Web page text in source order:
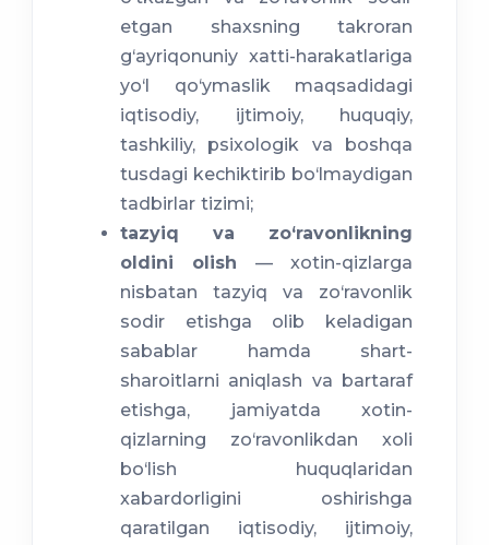
etgan shaxsning takroran
g‘ayriqonuniy xatti-harakatlariga
yo‘l qo‘ymaslik maqsadidagi
iqtisodiy, ijtimoiy, huquqiy,
tashkiliy, psixologik va boshqa
tusdagi kechiktirib bo‘lmaydigan
tadbirlar tizimi;
tazyiq va zo‘ravonlikning
oldini olish — xotin-qizlarga
nisbatan tazyiq va zo‘ravonlik
sodir etishga olib keladigan
sabablar hamda shart-
sharoitlarni aniqlash va bartaraf
etishga, jamiyatda xotin-
qizlarning zo‘ravonlikdan xoli
bo‘lish huquqlaridan
xabardorligini oshirishga
qaratilgan iqtisodiy, ijtimoiy,